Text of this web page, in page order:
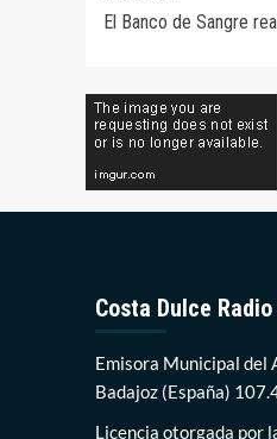
de
El Banco de Sangre
Costa Dulce
Emisora Municipal del
Badajoz (España)
Licencia otorgada por